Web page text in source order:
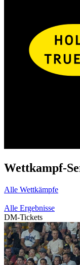
Wettkampf-
Alle Wettkämpfe
Alle Ergebnisse
DM-Tickets